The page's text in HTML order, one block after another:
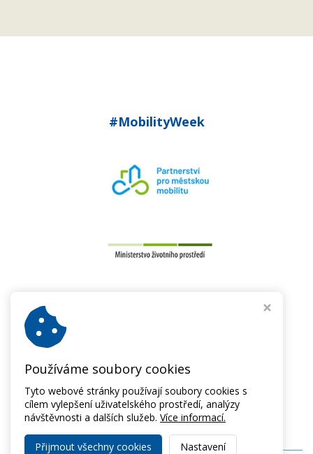
#MobilityWeek
Používáme soubory cookies
Tyto webové stránky používají soubory cookies s
cílem vylepšení uživatelského prostředí, analýzy
návštěvnosti a dalších služeb. Více informací.
Přijmout všechny cookies Nastavení